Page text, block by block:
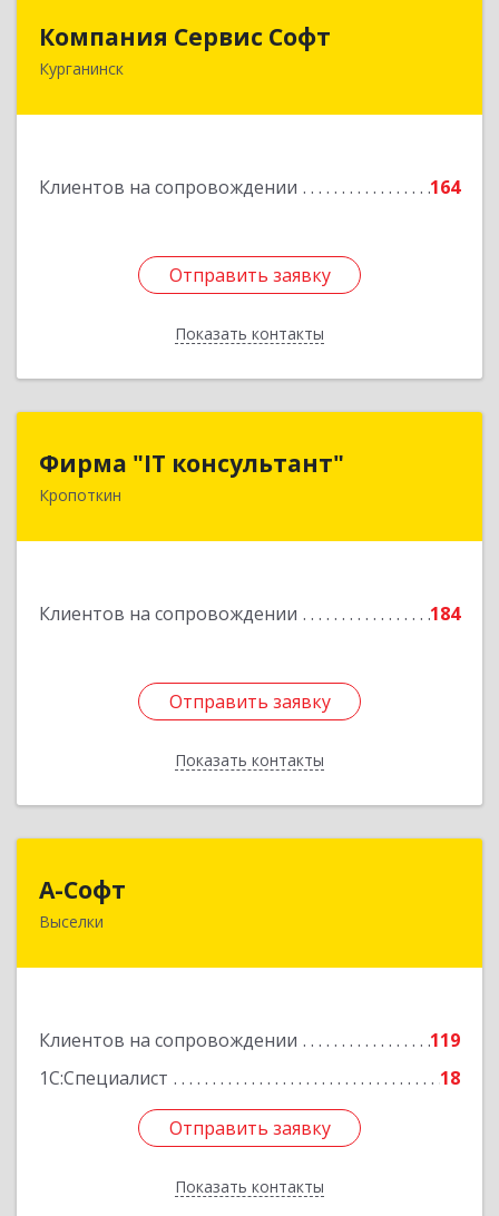
Компания Сервис Софт
Курганинск
Клиентов на сопровождении 164
Отправить заявку
Показать контакты
Компания Сервис Софт
352430, Краснодарский край, Курганинск г,
Отправить заявку
Назад
Фирма "IT консультант"
Кропоткин
Клиентов на сопровождении 184
Отправить заявку
Показать контакты
352389, Краснодарский край, Кавказский р-н,
Отправить заявку
Назад
А-Софт
Выселки
Клиентов на сопровождении
119
1С:Специалист
18
Отправить заявку
Показать контакты
353100, Краснодарский край, Выселковский
Отправить заявку
Назад